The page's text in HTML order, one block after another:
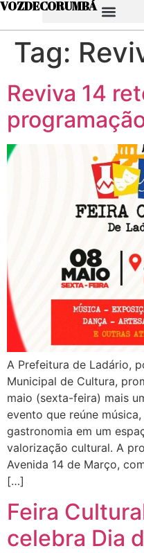
VOZDECORUMBÁ
Tag:
Reviva 14
A Prefeitura de Ladário,
Municipal de Cultura,
maio (sexta-feira) mais
evento que reúne
gastronomia em um
valorização cultural. A
Avenida 14 de Março,
[…]
Feira
celebra Dia